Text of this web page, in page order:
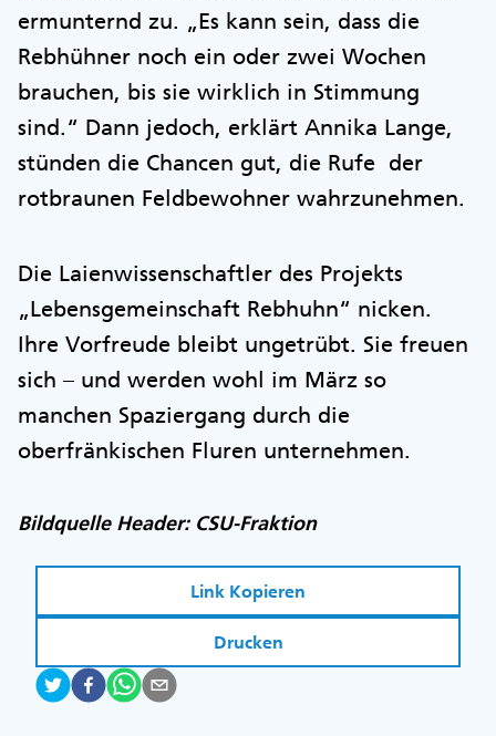
ermunternd zu. „Es kann sein, dass die
Rebhühner noch ein oder zwei Wochen
brauchen, bis sie wirklich in Stimmung
sind.“ Dann jedoch, erklärt Annika Lange,
stünden die Chancen gut, die Rufe der
rotbraunen Feldbewohner wahrzunehmen.
Die Laienwissenschaftler des Projekts
„Lebensgemeinschaft Rebhuhn“ nicken.
Ihre Vorfreude bleibt ungetrübt. Sie freuen
sich – und werden wohl im März so
manchen Spaziergang durch die
oberfränkischen Fluren unternehmen.
Bildquelle Header: CSU-Fraktion
Link Kopieren
Drucken